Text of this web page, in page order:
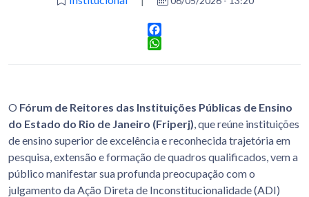
Facebook
O Fórum de Reitores das Instituições Públicas de Ensino
do Estado do Rio de Janeiro (Friperj) , que reúne instituições
de ensino superior de excelência e reconhecida trajetória em
pesquisa, extensão e formação de quadros qualificados, vem a
público manifestar sua profunda preocupação com o
julgamento da Ação Direta de Inconstitucionalidade (ADI)